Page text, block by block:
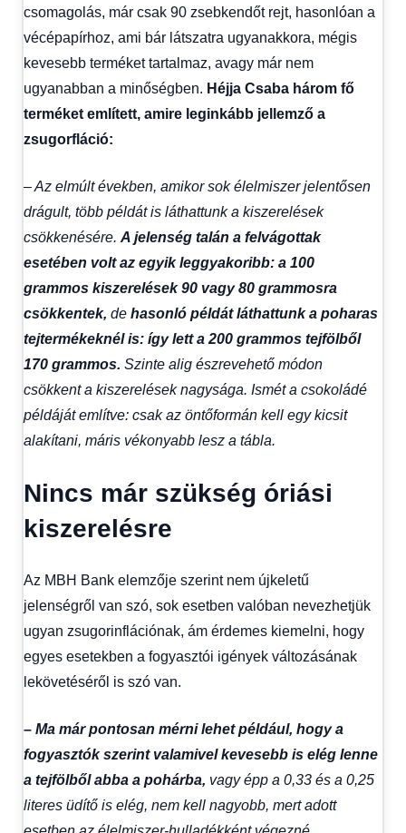
csomagolás, már csak 90 zsebkendőt rejt, hasonlóan a
vécépapírhoz, ami bár látszatra ugyanakkora, mégis
kevesebb terméket tartalmaz, avagy már nem
ugyanabban a minőségben. Héjja Csaba három fő
terméket említett, amire leginkább jellemző a
zsugorfláció:
– Az elmúlt években, amikor sok élelmiszer jelentősen
drágult, több példát is láthattunk a kiszerelések
csökkenésére. A jelenség talán a felvágottak
esetében volt az egyik leggyakoribb: a 100
grammos kiszerelések 90 vagy 80 grammosra
csökkentek, de hasonló példát láthattunk a poharas
tejtermékeknél is: így lett a 200 grammos tejfölből
170 grammos. Szinte alig észrevehető módon
csökkent a kiszerelések nagysága. Ismét a csokoládé
példáját említve: csak az öntőformán kell egy kicsit
alakítani, máris vékonyabb lesz a tábla.
Nincs már szükség óriási
kiszerelésre
Az MBH Bank elemzője szerint nem újkeletű
jelenségről van szó, sok esetben valóban nevezhetjük
ugyan zsugorinflációnak, ám érdemes kiemelni, hogy
egyes esetekben a fogyasztói igények változásának
lekövetéséről is szó van.
– Ma már pontosan mérni lehet például, hogy a
fogyasztók szerint valamivel kevesebb is elég lenne
a tejfölből abba a pohárba, vagy épp a 0,33 és a 0,25
literes üdítő is elég, nem kell nagyobb, mert adott